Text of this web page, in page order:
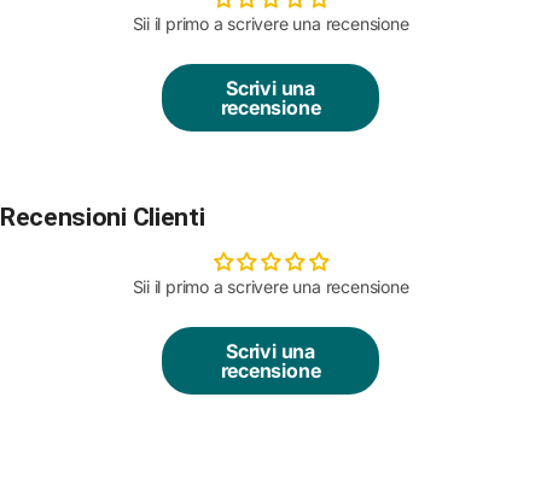
Sii il primo a scrivere una recensione
Scrivi una
recensione
Recensioni Clienti
Sii il primo a scrivere una recensione
Scrivi una
recensione